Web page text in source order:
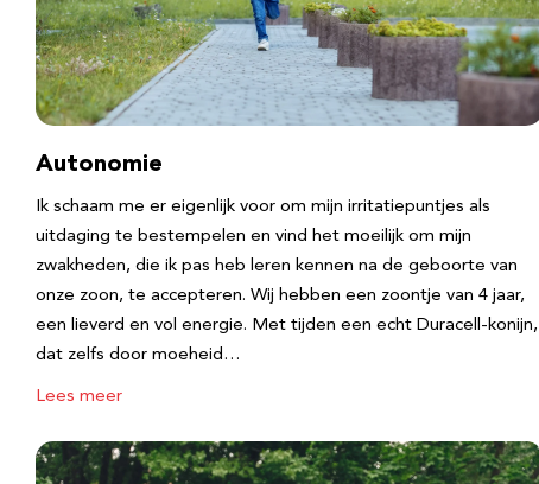
Autonomie
Ik schaam me er eigenlijk voor om mijn irritatiepuntjes als
uitdaging te bestempelen en vind het moeilijk om mijn
zwakheden, die ik pas heb leren kennen na de geboorte van
onze zoon, te accepteren. Wij hebben een zoontje van 4 jaar,
een lieverd en vol energie. Met tijden een echt Duracell-konijn,
dat zelfs door moeheid…
Lees meer